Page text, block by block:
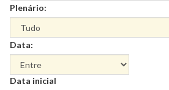
Plenário:
Data:
Data
Data inicial